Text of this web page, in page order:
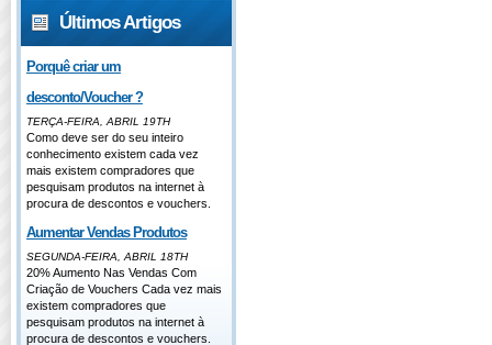
Últimos Artigos
Porquê criar um
desconto/Voucher ?
TERÇA-FEIRA, ABRIL 19TH
Como deve ser do seu inteiro
conhecimento existem cada vez
mais existem compradores que
pesquisam produtos na internet à
procura de descontos e vouchers.
Aumentar Vendas Produtos
SEGUNDA-FEIRA, ABRIL 18TH
20% Aumento Nas Vendas Com
Criação de Vouchers Cada vez mais
existem compradores que
pesquisam produtos na internet à
procura de descontos e vouchers.